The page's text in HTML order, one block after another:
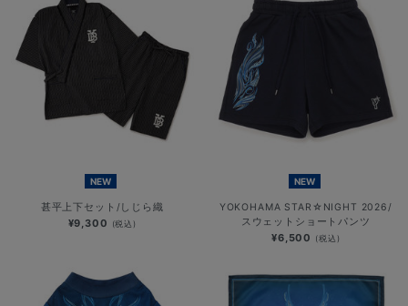
NEW
甚平上下セット/しじら織
¥9,300 (税込)
NEW
YOKOHAMA STAR☆NIGHT 2026/
スウェットショートパンツ
¥6,500 (税込)